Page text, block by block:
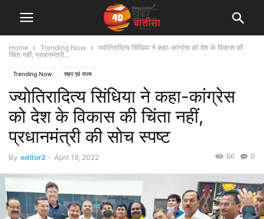
Home Trending Now
ज्योतिरादित्य सिंधिया ने कहा-कांग्रेस को देश के विकास की
चिंता नहीं, प्रधानमंत्री...
Trending Now शहर एवं राज्य
ज्योतिरादित्य सिंधिया ने कहा-कांग्रेस
को देश के विकास की चिंता नहीं,
प्रधानमंत्री की सोच स्पष्ट
By editor2 - April 19, 2022 0
66